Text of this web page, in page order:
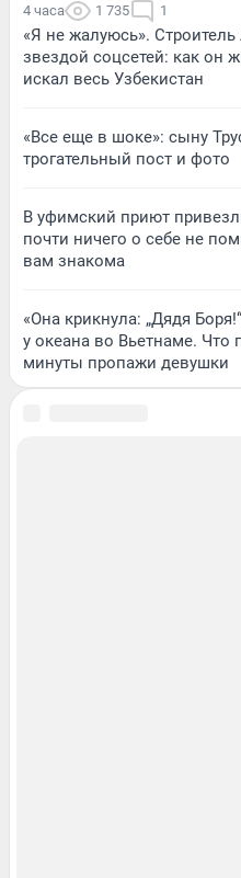
4 часа 1 735 1
«Я не жалуюсь».
звездой соцсетей: как он
искал весь Узбекистан
«Все еще в шоке»: сыну
трогательный пост и фото
В уфимский приют
почти ничего о себе не
вам знакома
«Она крикнула: „Дядя
у океана во Вьетнаме.
минуты пропажи девушки